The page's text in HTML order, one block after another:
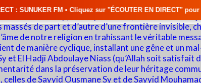
• Cliquez sur "ÉCOUTER EN DIRECT" pour suivre nos